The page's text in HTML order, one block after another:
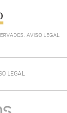
AVISO LEGAL
LEGAL